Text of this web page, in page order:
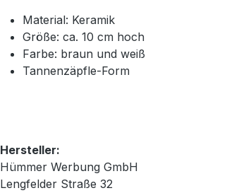
Material: Keramik
Größe: ca. 10 cm hoch
Farbe: braun und weiß
Tannenzäpfle-Form
Hersteller:
Hümmer Werbung GmbH
Lengfelder Straße 32